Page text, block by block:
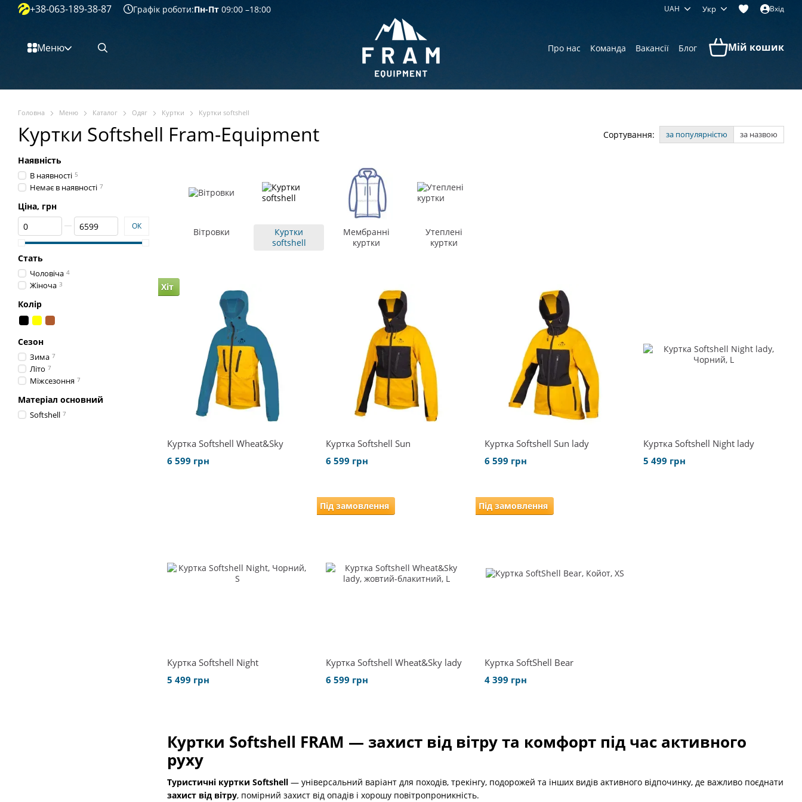
Перейти к основному контенту
+38-063-189-38-87 Графік роботи:Пн-Пт 09:00 –18:00 UAH Укр Вхід
Меню Про нас Команда Вакансії Блог Мій кошик
Головна Меню Каталог Одяг Куртки Куртки softshell
Куртки Softshell Fram-Equipment Сортування: за популярністю за назвою
Куртки Softshell FRAM — захист від вітру та комфорт під час активного
руху
Туристичні куртки Softshell — універсальний варіант для походів, трекінгу, подорожей та інших видів активного відпочинку, де важливо поєднати
захист від вітру, помірний захист від опадів і хорошу повітропроникність.
Вітровки
Куртки
softshell
Мембранні
куртки
Утеплені
куртки
Хіт
Куртка Softshell Wheat&Sky
6 599 грн
Куртка Softshell Sun
6 599 грн
Куртка Softshell Sun lady
6 599 грн
Куртка Softshell Night lady
5 499 грн
Куртка Softshell Night
5 499 грн
Під замовлення
Куртка Softshell Wheat&Sky lady
6 599 грн
Під замовлення
Куртка SoftShell Bear
4 399 грн
Наявність
В наявності 5
Немає в наявності 7
Ціна, грн
Від Ціна, грн
До Ціна, грн ОК
Стать
Чоловіча 4
Жіноча 3
Колір
Сезон
Зима 7
Літо 7
Міжсезоння 7
Матеріал основний
Softshell 7